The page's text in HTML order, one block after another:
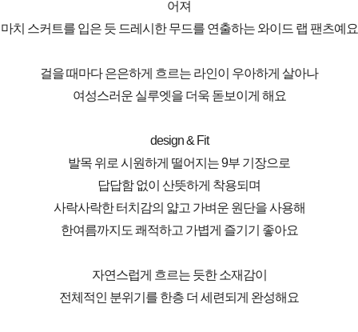
어져
마치 스커트를 입은 듯 드레시한 무드를 연출하는 와이드 랩 팬츠예요
걸을 때마다 은은하게 흐르는 라인이 우아하게 살아나
여성스러운 실루엣을 더욱 돋보이게 해요
design & Fit
발목 위로 시원하게 떨어지는 9부 기장으로
답답함 없이 산뜻하게 착용되며
사락사락한 터치감의 얇고 가벼운 원단을 사용해
한여름까지도 쾌적하고 가볍게 즐기기 좋아요
자연스럽게 흐르는 듯한 소재감이
전체적인 분위기를 한층 더 세련되게 완성해요